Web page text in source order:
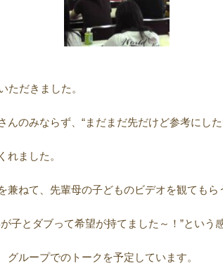
ただきました。
のみならず、“まだまだ先だけど参考にした
れました。
兼ねて、先輩母の子どものビデオを観てもら
子とダブって希望が持てました～！”という
ループでのトークを予定しています。